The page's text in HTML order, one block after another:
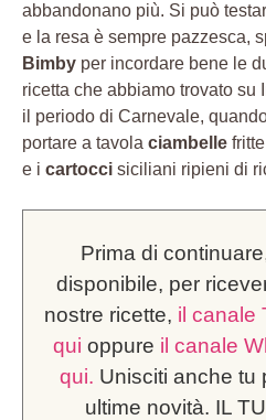
abbandonano più. Si può
e la resa è sempre pazzesca,
Bimby per incordare bene le
ricetta che abbiamo trovato su
il periodo di Carnevale,
portare a tavola ciambelle
e i cartocci siciliani ripieni di
Prima di continuare, ti ricordo che è
disponibile, per
nostre ricette, il canale
qui oppure il canale
qui. Unisciti anche tu
ultime novità. IL